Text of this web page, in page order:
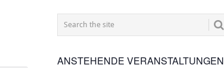
ANSTEHENDE VERANSTALTUNGEN